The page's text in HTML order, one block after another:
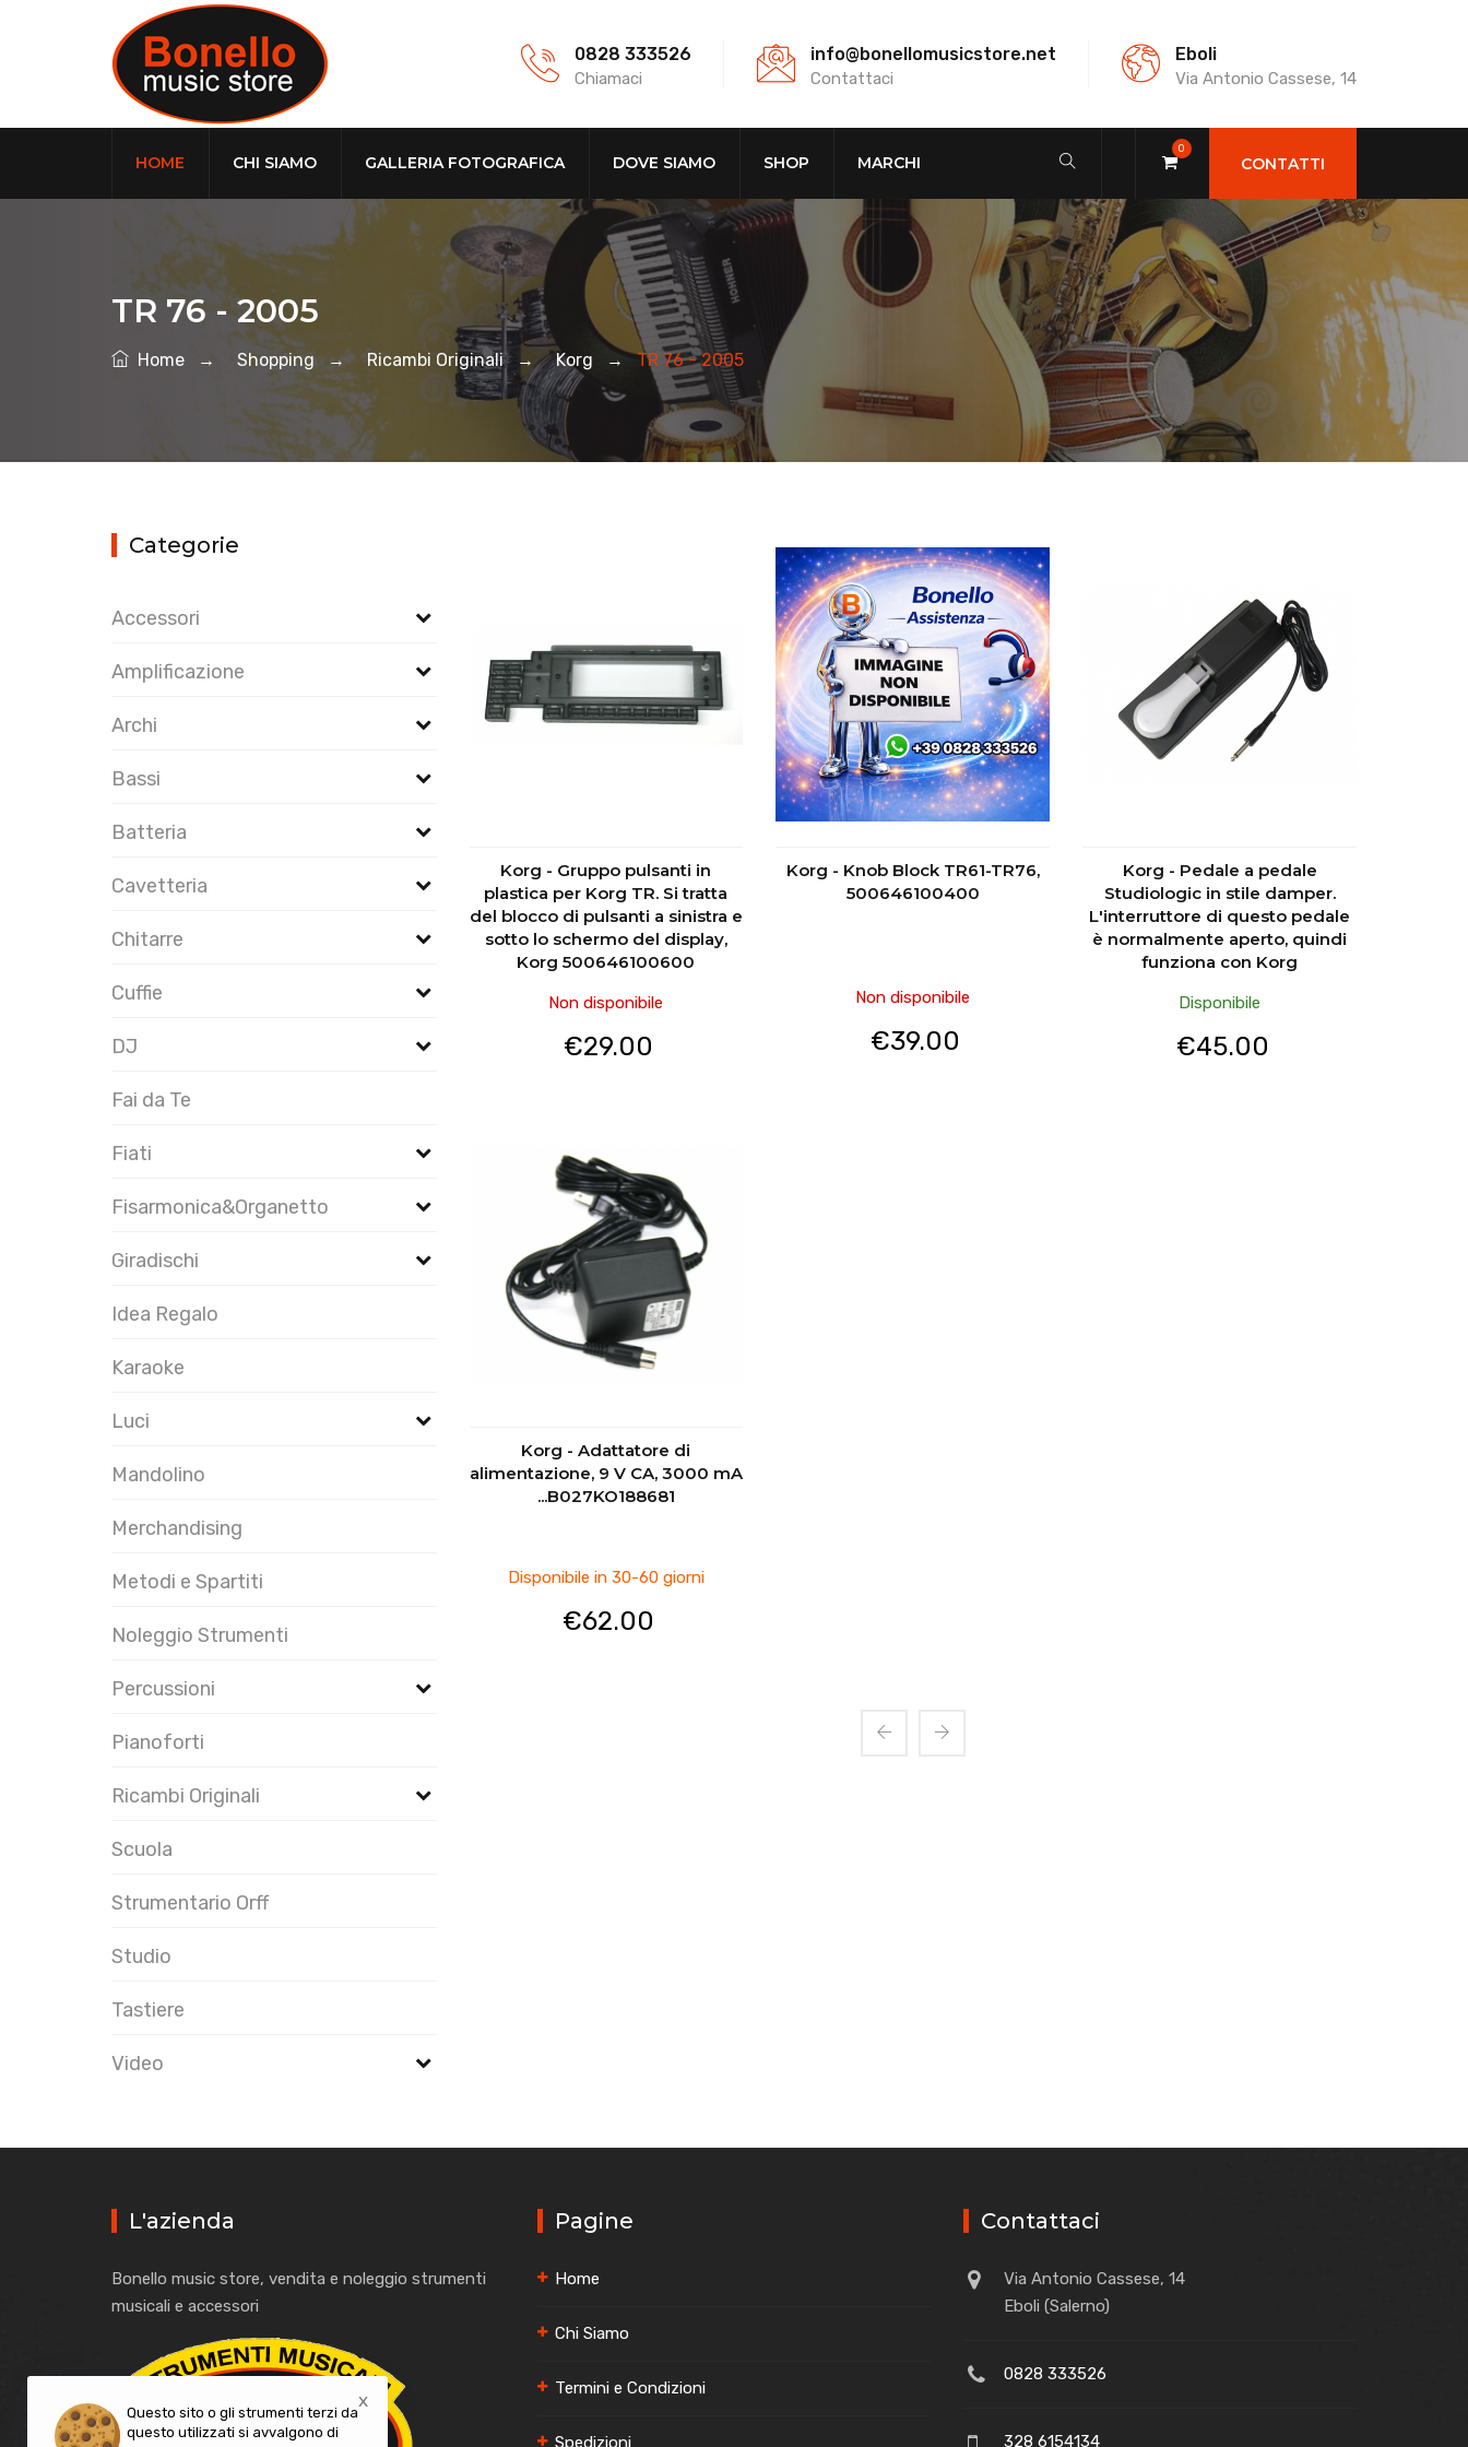
0828 333526
Chiamaci
info@bonellomusicstore.net
Contattaci
Eboli
Via Antonio Cassese, 14
CONTATTI
0
HOME CHI SIAMO GALLERIA FOTOGRAFICA DOVE SIAMO SHOP MARCHI
TR 76 - 2005
Home → Shopping → Ricambi Originali → Korg → TR 76 - 2005
Categorie
Accessori
Amplificazione
Archi
Bassi
Batteria
Cavetteria
Chitarre
Cuffie
DJ
Fai da Te
Fiati
Fisarmonica&Organetto
Giradischi
Idea Regalo
Karaoke
Luci
Mandolino
Merchandising
Metodi e Spartiti
Noleggio Strumenti
Percussioni
Pianoforti
Ricambi Originali
Scuola
Strumentario Orff
Studio
Tastiere
Video
Korg - Gruppo pulsanti in
plastica per Korg TR. Si tratta
del blocco di pulsanti a sinistra e
sotto lo schermo del display,
Korg 500646100600
Non disponibile
€29.00
Korg - Knob Block TR61-TR76,
500646100400
Non disponibile
€39.00
Korg - Pedale a pedale
Studiologic in stile damper.
L'interruttore di questo pedale
è normalmente aperto, quindi
funziona con Korg
Disponibile
€45.00
Korg - Adattatore di
alimentazione, 9 V CA, 3000 mA
...B027KO188681
Disponibile in 30-60 giorni
€62.00
L'azienda
Bonello music store, vendita e noleggio strumenti
musicali e accessori
Pagine
Home
Chi Siamo
Termini e Condizioni
Spedizioni
Contattaci
Via Antonio Cassese, 14
Eboli (Salerno)
0828 333526
328 6154134
Questo sito o gli strumenti terzi da
questo utilizzati si avvalgono di
x